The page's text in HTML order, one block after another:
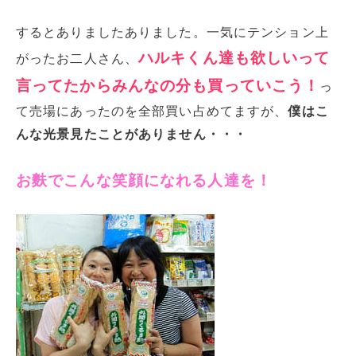
するとありましたありました。一気にテンション上
がったお二人さん、ハルキくん達も欲しいって
言ってたからみんなの分も買っていこう！ っ
て売場にあったのを全部買い占めてますが、僕はこ
んな光景見たことがありません・・・
お麩でこんな笑顔になれる人達を！